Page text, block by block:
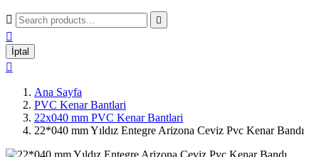
 

İptal

Ana Sayfa
PVC Kenar Bantlari
22x040 mm PVC Kenar Bantlari
22*040 mm Yıldız Entegre Arizona Ceviz Pvc Kenar Bandı